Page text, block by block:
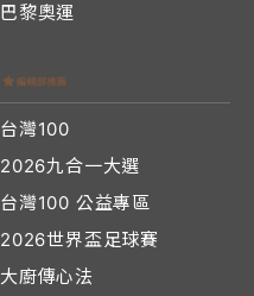
巴黎奧運
台灣100
2026九合一大選
台灣100 公益專區
2026世界盃足球賽
大廚傳心法